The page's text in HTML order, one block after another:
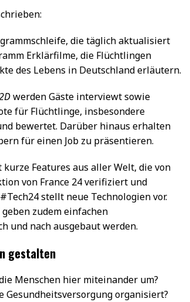
die täglich aktualisiert
Erklärfilme, die Flüchtlingen
des Lebens in Deutschland erläutern.
werden Gäste interviewt sowie
für Flüchtlinge, insbesondere
bewertet. Darüber hinaus erhalten
für einen Job zu präsentieren.
kurze Features aus aller Welt, die von
von France 24 verifiziert und
stellt neue Technologien vor.
zudem einfachen
und nach ausgebaut werden.
gestalten
Menschen hier miteinander um?
Gesundheitsversorgung organisiert?